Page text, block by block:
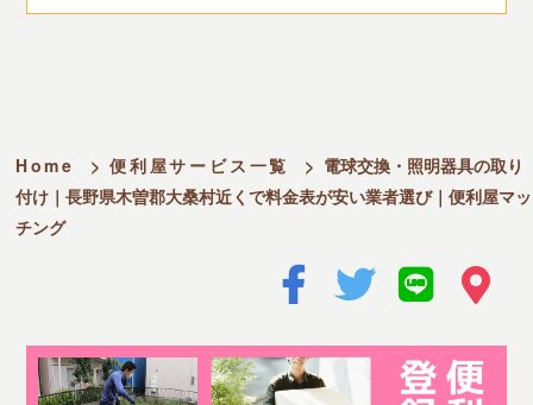
Home > 便利屋サービス一覧 > 電球交換・照明器具の取り
付け｜長野県木曽郡大桑村近くで料金表が安い業者選び｜便利屋マッ
チング